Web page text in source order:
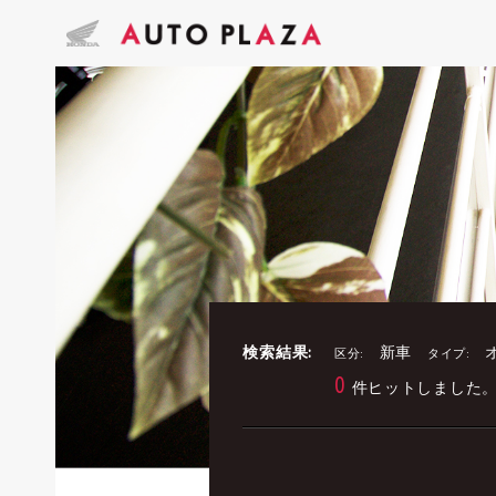
検索結果: 区分: 新車 タイプ:
0 件ヒットしました。